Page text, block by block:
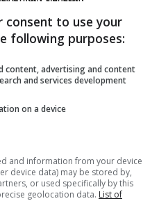
consent to use your
following purposes:
content, advertising and content
and services development
on a device
and information from your device
device data) may be stored by,
or used specifically by this
geolocation data. List of